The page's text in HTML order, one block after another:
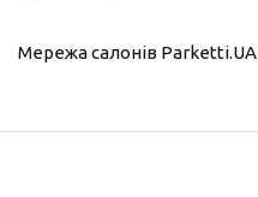
Мережа салонів Parketti.UA